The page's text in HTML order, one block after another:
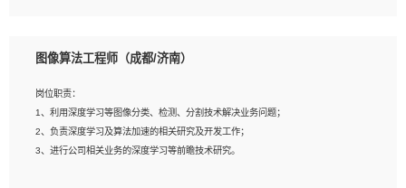
研发管理流程建设经验；
种常用框架和技术Springboot、Shiro、springcloud等；熟悉Linux常用命令和了解
常用脚本语言，较丰富的线上系统运维经验，复杂问题排查思路清晰。
相关的解决方案，包括视频分析、图像识别、NLP、OCR、机器学习等；
AI算法框架，对人脸识别、目标检测、图像识别、OCR、NLP等AI算法有深刻理
解。具有AI平台级产品/解决方案从业经验者优先。具有大数据技术背景者优先；
6、具备良好的客户意识与沟通能力，善于学习思考、创新与团队协作，认真负责、
执行力与抗压力强。
图像算法工程师（成都/济南）
岗位职责：
1、利用深度学习等图像分类、检测、分割技术解决业务问题；
2、负责深度学习及算法加速的相关研究及开发工作；
3、进行公司相关业务的深度学习等前瞻技术研究。